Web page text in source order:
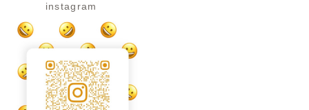
instagram